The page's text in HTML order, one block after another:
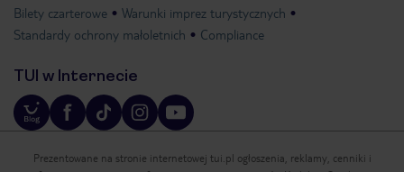
Bilety czarterowe
Warunki imprez turystycznych
Standardy ochrony małoletnich
Compliance
TUI w Internecie
Prezentowane na stronie internetowej tui.pl ogłoszenia, reklamy, cenniki i